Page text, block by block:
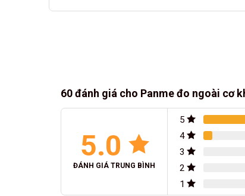
60 đánh giá cho Panme đo ngoài cơ
5.0
ĐÁNH GIÁ TRUNG BÌNH
5
4
3
2
1